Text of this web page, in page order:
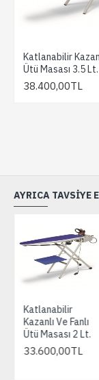
Katlanabilir
Ütü Masası 3.5 Lt.
38.400,00TL
AYRICA TAVSIYE
Katlanabilir
Kazanlı Ve Fanlı
Ütü Masası 2 Lt.
33.600,00TL